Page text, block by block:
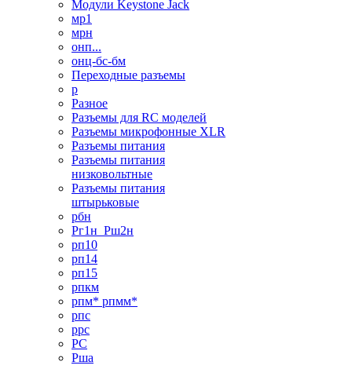
Модули Keystone Jack
мр1
мрн
онп...
онц-бс-бм
Переходные разъемы
р
Разное
Разъемы для RC моделей
Разъемы микрофонные XLR
Разъемы питания
Разъемы питания
низковольтные
Разъемы питания
штырьковые
рбн
Рг1н_Рш2н
рп10
рп14
рп15
рпкм
рпм* рпмм*
рпс
ррс
РС
Рша